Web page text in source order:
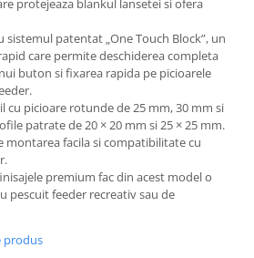
protejeaza blankul lansetei si ofera
patentat „One Touch Block”, un
care permite deschiderea completa
buton si fixarea rapida pe picioarele
cu picioare rotunde de 25 mm, 30 mm si
patrate de 20 × 20 mm si 25 × 25 mm.
montarea facila si compatibilitate cu
premium fac din acest model o
pescuit feeder recreativ sau de
produs